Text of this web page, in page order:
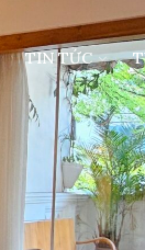
TIN TỨC